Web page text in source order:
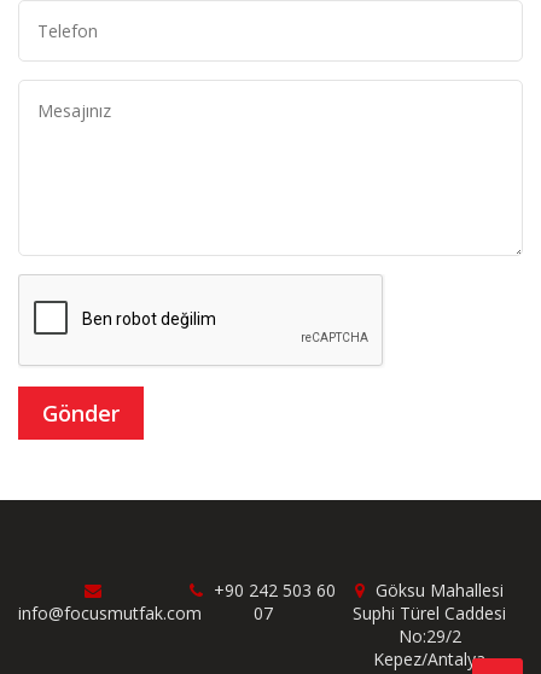
info@focusmutfak.com
+90 242 503 60
07
Göksu Mahallesi
Suphi Türel Caddesi
No:29/2
Kepez/Antalya